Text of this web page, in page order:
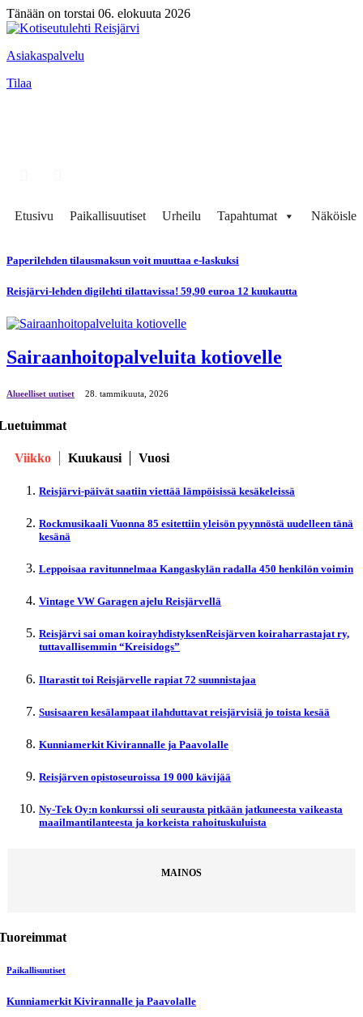
Tänään on torstai 06. elokuuta 2026
Asiakaspalvelu
Tilaa
Etusivu Paikallisuutiset Urheilu Tapahtumat
Paperilehden tilausmaksun voit muuttaa e-laskuksi
Reisjärvi-lehden digilehti tilattavissa! 59,90 euroa 12 kuukautta
Sairaanhoitopalveluita kotiovelle
Alueelliset uutiset 28. tammikuuta, 2026
Viikko Kuukausi Vuosi
Reisjärvi-päivät saatiin viettää lämpöisissä kesäkeleissä
Rockmusikaali Vuonna 85 esitettiin yleisön pyynnöstä uudelleen tänä
kesänä
Leppoisaa ravitunnelmaa Kangaskylän radalla 450 henkilön voimin
Vintage VW Garagen ajelu Reisjärvellä
Reisjärvi sai oman koirayhdistyksenReisjärven koiraharrastajat ry,
tuttavallisemmin “Kreisidogs”
Iltarastit toi Reisjärvelle rapiat 72 suunnistajaa
Susisaaren kesälampaat ilahduttavat reisjärvisiä jo toista kesää
Kunniamerkit Kivirannalle ja Paavolalle
Reisjärven opistoseuroissa 19 000 kävijää
Ny-Tek Oy:n konkurssi oli seurausta pitkään jatkuneesta vaikeasta
maailmantilanteesta ja korkeista rahoituskuluista
MAINOS
Paikallisuutiset
Kunniamerkit Kivirannalle ja Paavolalle